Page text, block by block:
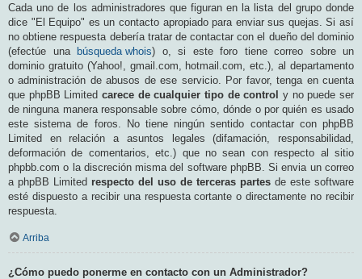
Cada uno de los administradores que figuran en la lista del grupo donde
dice "El Equipo" es un contacto apropiado para enviar sus quejas. Si así
no obtiene respuesta debería tratar de contactar con el dueño del dominio
(efectúe una
búsqueda whois) o, si este foro tiene correo sobre un
dominio gratuito (Yahoo!, gmail.com, hotmail.com, etc.), al departamento
o administración de abusos de ese servicio. Por favor, tenga en cuenta
que phpBB Limited carece de cualquier tipo de control y no puede ser
de ninguna manera responsable sobre cómo, dónde o por quién es usado
este sistema de foros. No tiene ningún sentido contactar con phpBB
Limited en relación a asuntos legales (difamación, responsabilidad,
deformación de comentarios, etc.) que no sean con respecto al sitio
phpbb.com o la discreción misma del software phpBB. Si envia un correo
a phpBB Limited respecto del uso de terceras partes de este software
esté dispuesto a recibir una respuesta cortante o directamente no recibir
respuesta.
Arriba
¿Cómo puedo ponerme en contacto con un Administrador?